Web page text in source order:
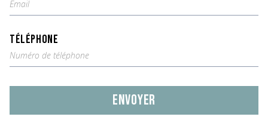
TÉLÉPHONE